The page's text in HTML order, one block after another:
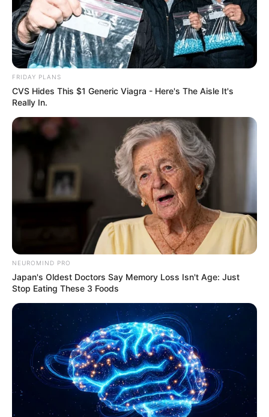
FRIDAY PLANS
CVS Hides This $1 Generic Viagra - Here's The Aisle It's
Really In.
NEUROMIND PRO
Japan's Oldest Doctors Say Memory Loss Isn't Age: Just
Stop Eating These 3 Foods